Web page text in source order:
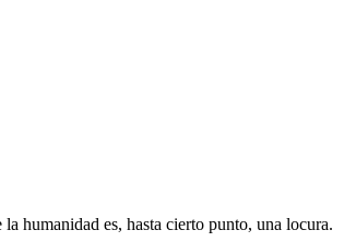
humanidad es, hasta cierto punto, una locura.